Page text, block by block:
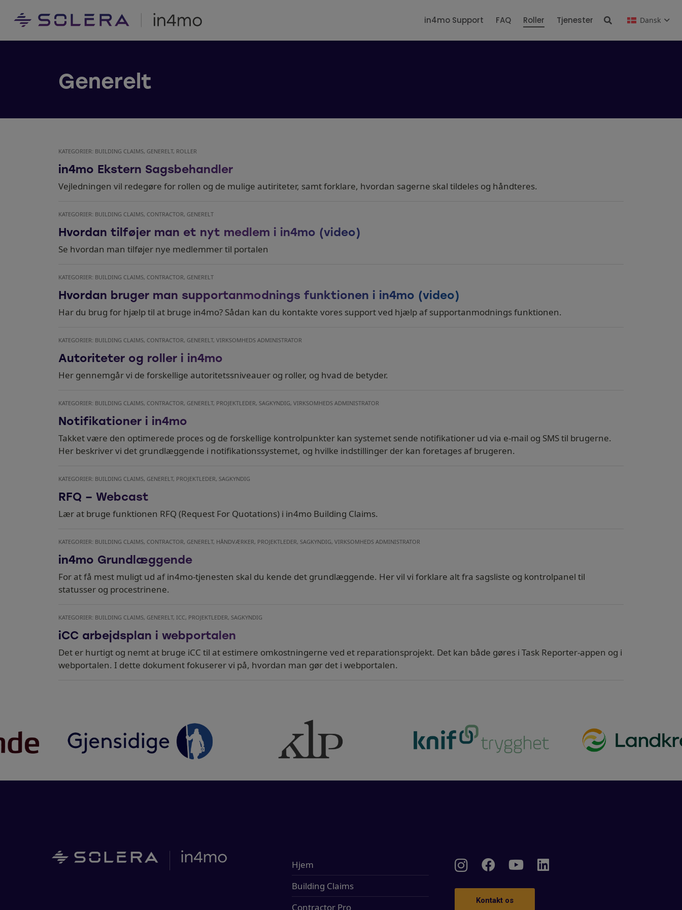
in4mo Support FAQ Roller Tjenester Dansk
Generelt
KATEGORIER: BUILDING CLAIMS, GENERELT, ROLLER
in4mo Ekstern Sagsbehandler
Vejledningen vil redegøre for rollen og de mulige autiriteter, samt forklare, hvordan sagerne skal tildeles og håndteres.
KATEGORIER: BUILDING CLAIMS, CONTRACTOR, GENERELT
Hvordan tilføjer man et nyt medlem i in4mo (video)
Se hvordan man tilføjer nye medlemmer til portalen
KATEGORIER: BUILDING CLAIMS, CONTRACTOR, GENERELT
Hvordan bruger man supportanmodnings funktionen i in4mo (video)
Har du brug for hjælp til at bruge in4mo? Sådan kan du kontakte vores support ved hjælp af supportanmodnings funktionen.
KATEGORIER: BUILDING CLAIMS, CONTRACTOR, GENERELT, VIRKSOMHEDS ADMINISTRATOR
Autoriteter og roller i in4mo
Her gennemgår vi de forskellige autoritetssniveauer og roller, og hvad de betyder.
KATEGORIER: BUILDING CLAIMS, CONTRACTOR, GENERELT, PROJEKTLEDER, SAGKYNDIG, VIRKSOMHEDS ADMINISTRATOR
Notifikationer i in4mo
Takket være den optimerede proces og de forskellige kontrolpunkter kan systemet sende notifikationer ud via e-mail og SMS til brugerne.
Her beskriver vi det grundlæggende i notifikationssystemet, og hvilke indstillinger der kan foretages af brugeren.
KATEGORIER: BUILDING CLAIMS, GENERELT, PROJEKTLEDER, SAGKYNDIG
RFQ – Webcast
Lær at bruge funktionen RFQ (Request For Quotations) i in4mo Building Claims.
KATEGORIER: BUILDING CLAIMS, CONTRACTOR, GENERELT, HÅNDVÆRKER, PROJEKTLEDER, SAGKYNDIG, VIRKSOMHEDS ADMINISTRATOR
in4mo Grundlæggende
For at få mest muligt ud af in4mo-tjenesten skal du kende det grundlæggende. Her vil vi forklare alt fra sagsliste og kontrolpanel til
statusser og procestrinene.
KATEGORIER: BUILDING CLAIMS, GENERELT, ICC, PROJEKTLEDER, SAGKYNDIG
iCC arbejdsplan i webportalen
Det er hurtigt og nemt at bruge iCC til at estimere omkostningerne ved et reparationsprojekt. Det kan både gøres i Task Reporter-appen og i
webportalen. I dette dokument fokuserer vi på, hvordan man gør det i webportalen.
Hjem
Building Claims
Contractor Pro
Kontakt os